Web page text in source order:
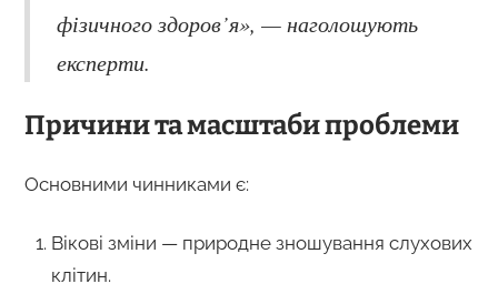
фізичного здоров’я», — наголошують
експерти.
Причини та масштаби проблеми
Основними чинниками є:
Вікові зміни — природне зношування слухових
клітин.